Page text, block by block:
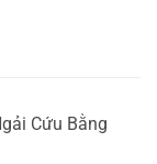
Cứu Bằng